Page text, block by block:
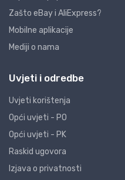
Zašto eBay i AliExpress?
Mobilne aplikacije
Mediji o nama
Uvjeti i odredbe
Uvjeti korištenja
Opći uvjeti - PO
Opći uvjeti - PK
Raskid ugovora
Izjava o privatnosti